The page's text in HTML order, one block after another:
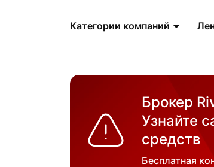
Категории компаний
Брокер
Узнайте
средств
Бесплатная